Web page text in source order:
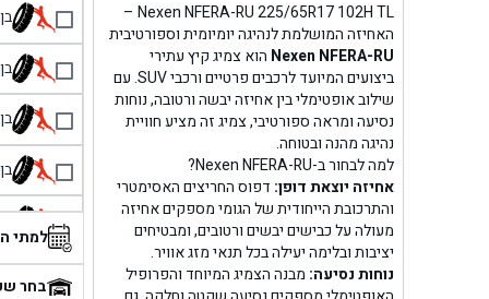
Nexen NFERA-RU 225/65R17 102H TL –
האחיזה המושלמת לנהיגה יומיומית וספורטיבית
Nexen NFERA-RU הוא צמיג קיץ עתירי
ביצועים המיועד לרכבים פרטיים ורכבי SUV. עם
שילוב אופטימלי בין אחיזה יבשה ורטובה, נוחות
נסיעה ומראה ספורטיבי, צמיג זה מציע חוויית
נהיגה מהנה ובטוחה.
למה לבחור ב-Nexen NFERA-RU?
אחיזה יוצאת דופן: דפוס החריצים האסימטרי
והתרכובת הייחודית של הגומי מספקים אחיזה
מעולה על כבישים יבשים ורטובים, ומבטיחים
יציבות ובלימה יעילה בכל תנאי מזג אוויר.
נוחות נסיעה: מבנה הצמיג המיוחד והפרופיל
בן
בן
בן
בן
למתי
בחר